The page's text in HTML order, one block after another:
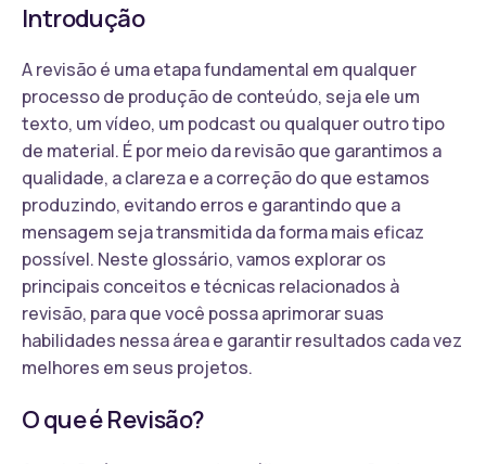
Introdução
A revisão é uma etapa fundamental em qualquer
processo de produção de conteúdo, seja ele um
texto, um vídeo, um podcast ou qualquer outro tipo
de material. É por meio da revisão que garantimos a
qualidade, a clareza e a correção do que estamos
produzindo, evitando erros e garantindo que a
mensagem seja transmitida da forma mais eficaz
possível. Neste glossário, vamos explorar os
principais conceitos e técnicas relacionados à
revisão, para que você possa aprimorar suas
habilidades nessa área e garantir resultados cada vez
melhores em seus projetos.
O que é Revisão?